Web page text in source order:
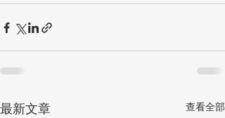
最新文章 查看全部